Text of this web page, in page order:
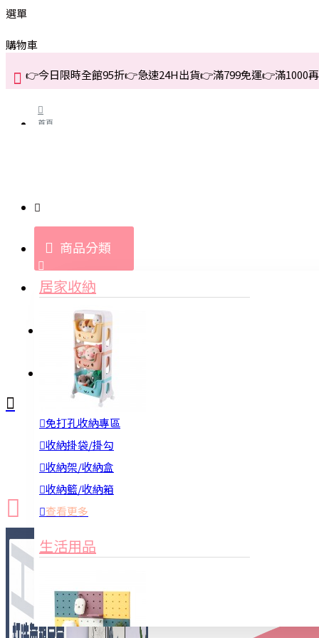
選單
購物車
👉今日限時全館95折👉急速24H出貨👉滿799免運👉滿1000
首頁
商品分類
居家收納
免打孔收納專區
收納掛袋/掛勾
收納架/收納盒
收納籃/收納箱
查看更多
生活用品
登入
新品上市